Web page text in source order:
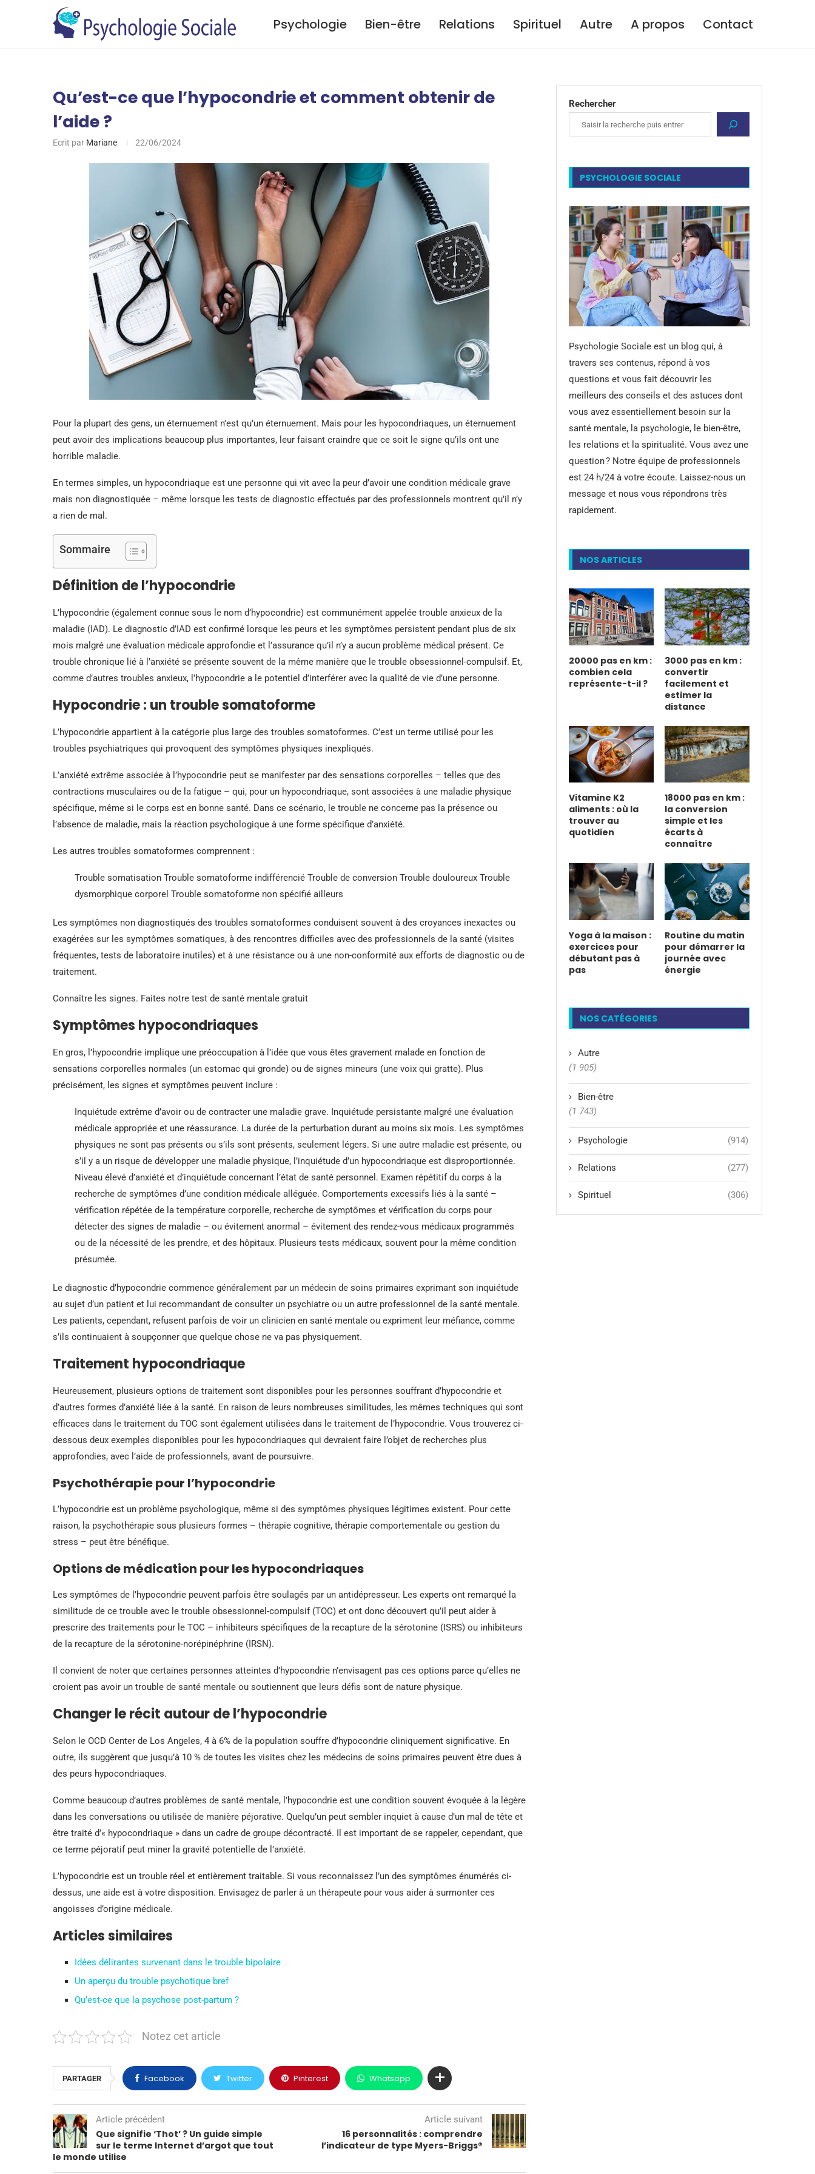
Psychologie Bien-être Relations Spirituel Autre A propos Contact
Qu’est-ce que l’hypocondrie et comment obtenir de
l’aide ?
Ecrit par Mariane 22/06/2024
Pour la plupart des gens, un éternuement n’est qu’un éternuement. Mais pour les hypocondriaques, un éternuement
peut avoir des implications beaucoup plus importantes, leur faisant craindre que ce soit le signe qu’ils ont une
horrible maladie.
En termes simples, un hypocondriaque est une personne qui vit avec la peur d’avoir une condition médicale grave
mais non diagnostiquée – même lorsque les tests de diagnostic effectués par des professionnels montrent qu’il n’y
a rien de mal.
Sommaire
Définition de l’hypocondrie
L’hypocondrie (également connue sous le nom d’hypocondrie) est communément appelée trouble anxieux de la
maladie (IAD). Le diagnostic d’IAD est confirmé lorsque les peurs et les symptômes persistent pendant plus de six
mois malgré une évaluation médicale approfondie et l’assurance qu’il n’y a aucun problème médical présent. Ce
trouble chronique lié à l’anxiété se présente souvent de la même manière que le trouble obsessionnel-compulsif. Et,
comme d’autres troubles anxieux, l’hypocondrie a le potentiel d’interférer avec la qualité de vie d’une personne.
Hypocondrie : un trouble somatoforme
L’hypocondrie appartient à la catégorie plus large des troubles somatoformes. C’est un terme utilisé pour les
troubles psychiatriques qui provoquent des symptômes physiques inexpliqués.
L’anxiété extrême associée à l’hypocondrie peut se manifester par des sensations corporelles – telles que des
contractions musculaires ou de la fatigue – qui, pour un hypocondriaque, sont associées à une maladie physique
spécifique, même si le corps est en bonne santé. Dans ce scénario, le trouble ne concerne pas la présence ou
l’absence de maladie, mais la réaction psychologique à une forme spécifique d’anxiété.
Les autres troubles somatoformes comprennent :
Trouble somatisation Trouble somatoforme indifférencié Trouble de conversion Trouble douloureux Trouble
dysmorphique corporel Trouble somatoforme non spécifié ailleurs
Les symptômes non diagnostiqués des troubles somatoformes conduisent souvent à des croyances inexactes ou
exagérées sur les symptômes somatiques, à des rencontres difficiles avec des professionnels de la santé (visites
fréquentes, tests de laboratoire inutiles) et à une résistance ou à une non-conformité aux efforts de diagnostic ou de
traitement.
Connaître les signes. Faites notre test de santé mentale gratuit
Symptômes hypocondriaques
En gros, l’hypocondrie implique une préoccupation à l’idée que vous êtes gravement malade en fonction de
sensations corporelles normales (un estomac qui gronde) ou de signes mineurs (une voix qui gratte). Plus
précisément, les signes et symptômes peuvent inclure :
Inquiétude extrême d’avoir ou de contracter une maladie grave. Inquiétude persistante malgré une évaluation
médicale appropriée et une réassurance. La durée de la perturbation durant au moins six mois. Les symptômes
physiques ne sont pas présents ou s’ils sont présents, seulement légers. Si une autre maladie est présente, ou
s’il y a un risque de développer une maladie physique, l’inquiétude d’un hypocondriaque est disproportionnée.
Niveau élevé d’anxiété et d’inquiétude concernant l’état de santé personnel. Examen répétitif du corps à la
recherche de symptômes d’une condition médicale alléguée. Comportements excessifs liés à la santé –
vérification répétée de la température corporelle, recherche de symptômes et vérification du corps pour
détecter des signes de maladie – ou évitement anormal – évitement des rendez-vous médicaux programmés
ou de la nécessité de les prendre, et des hôpitaux. Plusieurs tests médicaux, souvent pour la même condition
présumée.
Le diagnostic d’hypocondrie commence généralement par un médecin de soins primaires exprimant son inquiétude
au sujet d’un patient et lui recommandant de consulter un psychiatre ou un autre professionnel de la santé mentale.
Les patients, cependant, refusent parfois de voir un clinicien en santé mentale ou expriment leur méfiance, comme
s’ils continuaient à soupçonner que quelque chose ne va pas physiquement.
Traitement hypocondriaque
Heureusement, plusieurs options de traitement sont disponibles pour les personnes souffrant d’hypocondrie et
d’autres formes d’anxiété liée à la santé. En raison de leurs nombreuses similitudes, les mêmes techniques qui sont
efficaces dans le traitement du TOC sont également utilisées dans le traitement de l’hypocondrie. Vous trouverez ci-
dessous deux exemples disponibles pour les hypocondriaques qui devraient faire l’objet de recherches plus
approfondies, avec l’aide de professionnels, avant de poursuivre.
Psychothérapie pour l’hypocondrie
L’hypocondrie est un problème psychologique, même si des symptômes physiques légitimes existent. Pour cette
raison, la psychothérapie sous plusieurs formes – thérapie cognitive, thérapie comportementale ou gestion du
stress – peut être bénéfique.
Options de médication pour les hypocondriaques
Les symptômes de l’hypocondrie peuvent parfois être soulagés par un antidépresseur. Les experts ont remarqué la
similitude de ce trouble avec le trouble obsessionnel-compulsif (TOC) et ont donc découvert qu’il peut aider à
prescrire des traitements pour le TOC – inhibiteurs spécifiques de la recapture de la sérotonine (ISRS) ou inhibiteurs
de la recapture de la sérotonine-norépinéphrine (IRSN).
Il convient de noter que certaines personnes atteintes d’hypocondrie n’envisagent pas ces options parce qu’elles ne
croient pas avoir un trouble de santé mentale ou soutiennent que leurs défis sont de nature physique.
Changer le récit autour de l’hypocondrie
Selon le OCD Center de Los Angeles, 4 à 6% de la population souffre d’hypocondrie cliniquement significative. En
outre, ils suggèrent que jusqu’à 10 % de toutes les visites chez les médecins de soins primaires peuvent être dues à
des peurs hypocondriaques.
Comme beaucoup d’autres problèmes de santé mentale, l’hypocondrie est une condition souvent évoquée à la légère
dans les conversations ou utilisée de manière péjorative. Quelqu’un peut sembler inquiet à cause d’un mal de tête et
être traité d’« hypocondriaque » dans un cadre de groupe décontracté. Il est important de se rappeler, cependant, que
ce terme péjoratif peut miner la gravité potentielle de l’anxiété.
L’hypocondrie est un trouble réel et entièrement traitable. Si vous reconnaissez l’un des symptômes énumérés ci-
dessus, une aide est à votre disposition. Envisagez de parler à un thérapeute pour vous aider à surmonter ces
angoisses d’origine médicale.
Articles similaires
Idées délirantes survenant dans le trouble bipolaire
Un aperçu du trouble psychotique bref
Qu’est-ce que la psychose post-partum ?
Notez cet article
PARTAGER Facebook Twitter Pinterest Whatsapp
Article précédent
Que signifie ‘Thot’ ? Un guide simple
sur le terme Internet d’argot que tout
le monde utilise
Article suivant
16 personnalités : comprendre
l’indicateur de type Myers-Briggs®
Rechercher
PSYCHOLOGIE SOCIALE
Psychologie Sociale est un blog qui, à
travers ses contenus, répond à vos
questions et vous fait découvrir les
meilleurs des conseils et des astuces dont
vous avez essentiellement besoin sur la
santé mentale, la psychologie, le bien-être,
les relations et la spiritualité. Vous avez une
question ? Notre équipe de professionnels
est 24 h/24 à votre écoute. Laissez-nous un
message et nous vous répondrons très
rapidement.
NOS ARTICLES
20000 pas en km :
combien cela
représente-t-il ?
3000 pas en km :
convertir
facilement et
estimer la
distance
Vitamine K2
aliments : où la
trouver au
quotidien
18000 pas en km :
la conversion
simple et les
écarts à
connaître
Yoga à la maison :
exercices pour
débutant pas à
pas
Routine du matin
pour démarrer la
journée avec
énergie
NOS CATÉGORIES
Autre
(1 905)
Bien-être
(1 743)
Psychologie (914)
Relations (277)
Spirituel (306)